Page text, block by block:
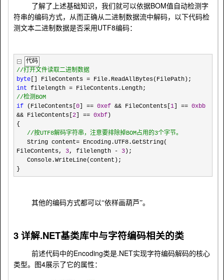
了解了上述基础知识，我们就可以依据BOM值自动检测字
符串的编码方式，从而正确从二进制数据流中解码，以下代码检
测文本二进制数据是否采用 UTF8编码：
代码
//打开文件读取二进制数据
byte [] FileContents = File.ReadAllBytes(FilePath);
int filelength = FileContents.Length;
//检测BOM
if (FileContents[ 0 == 0xef && FileContents[ 1 == 0xbb
&& FileContents[ 2 == 0xbf )
{
//按UTF8解码字符串，注意要排除掉BOM占用的3个字节。
String content= Encoding.UTF8.GetString(
FileContents, 3, filelength - 3 );
Console.WriteLine(content);
}
其他的编码方式都可以“依样画葫芦”。
3 详解.NET基类库中与字符编码相关的类
前述代码中的Encoding类是.NET实现字符编码解码的核心
类型。图4展示了它的属性：